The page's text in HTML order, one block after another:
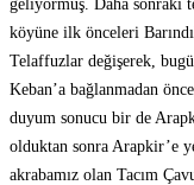
geliyormuş. Daha sonraki
köyüne ilk önceleri
Telaffuzlar değişerek,
Keban’a bağlanmadan
duyum sonucu bir de
olduktan sonra Arapkir’e
akrabamız olan Tacım